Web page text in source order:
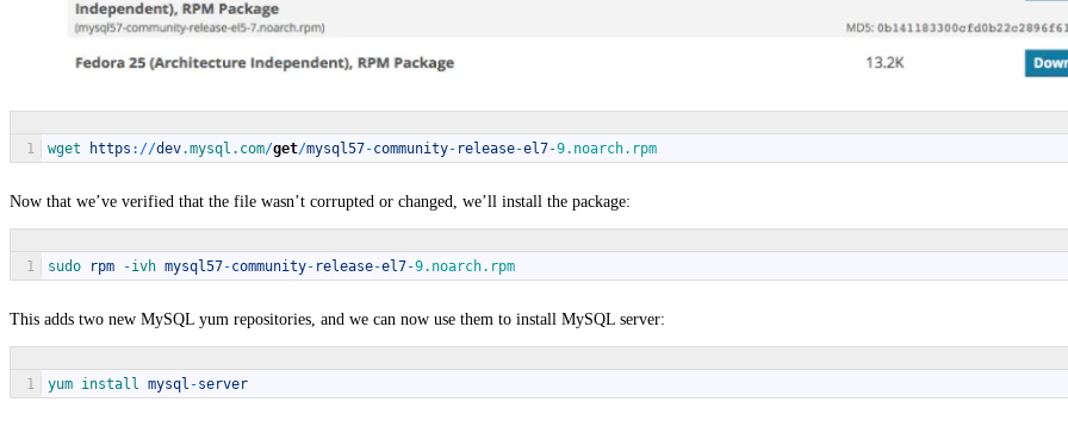
1 wget https : //dev.mysql .com/get/mysql57-community- release-el7-9.noarch.rpm
Now that we’ve verified that the file wasn’t corrupted or changed, we’ll install the package:
1 sudo rpm -ivh mysql57-community- release-el7-9.noarch.rpm
This adds two new MySQL yum repositories, and we can now use them to install MySQL server:
1 yum install mysql -server